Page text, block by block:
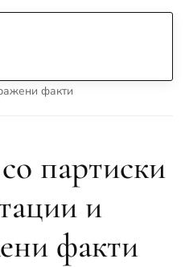
факти
партиски
и
факти